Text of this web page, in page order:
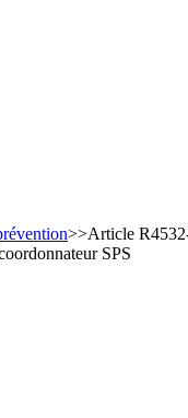
>>Article
SPS